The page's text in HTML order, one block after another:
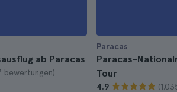
ab Paracas
bewertungen)
Paracas
Paracas-
Tour
4.9